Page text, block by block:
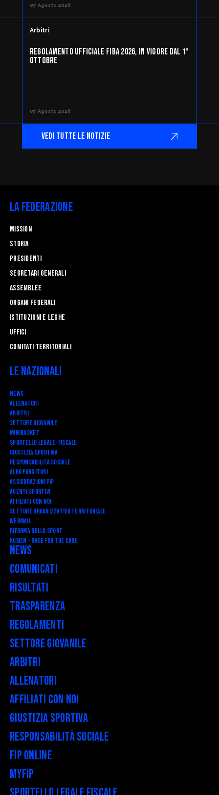
07 Agosto 2026
Arbitri
REGOLAMENTO UFFICIALE FIBA 2026, IN VIGORE DAL 1°
OTTOBRE
07 Agosto 2026
VEDI TUTTE LE NOTIZIE
La Federazione
Mission
STORIA
Presidenti
Segretari generali
Assemblee
Organi federali
Istituzioni e leghe
Uffici
Comitati Territoriali
Le Nazionali
News
Allenatori
Arbitri
Settore Giovanile
Minibasket
SPORTELLO LEGALE-FISCALE
Giustizia Sportiva
Responsabilità Sociale
Albo fornitori
Assicurazioni FIP
Agenti Sportivi
Affiliati con noi
Settore Organizzativo Territoriale
Webmail
RIFORMA DELLO SPORT
Komen - Race for the Cure
News
Comunicati
Risultati
Trasparenza
Regolamenti
Settore Giovanile
Arbitri
Allenatori
Affiliati con noi
Giustizia Sportiva
Responsabilità Sociale
FIP Online
myFIP